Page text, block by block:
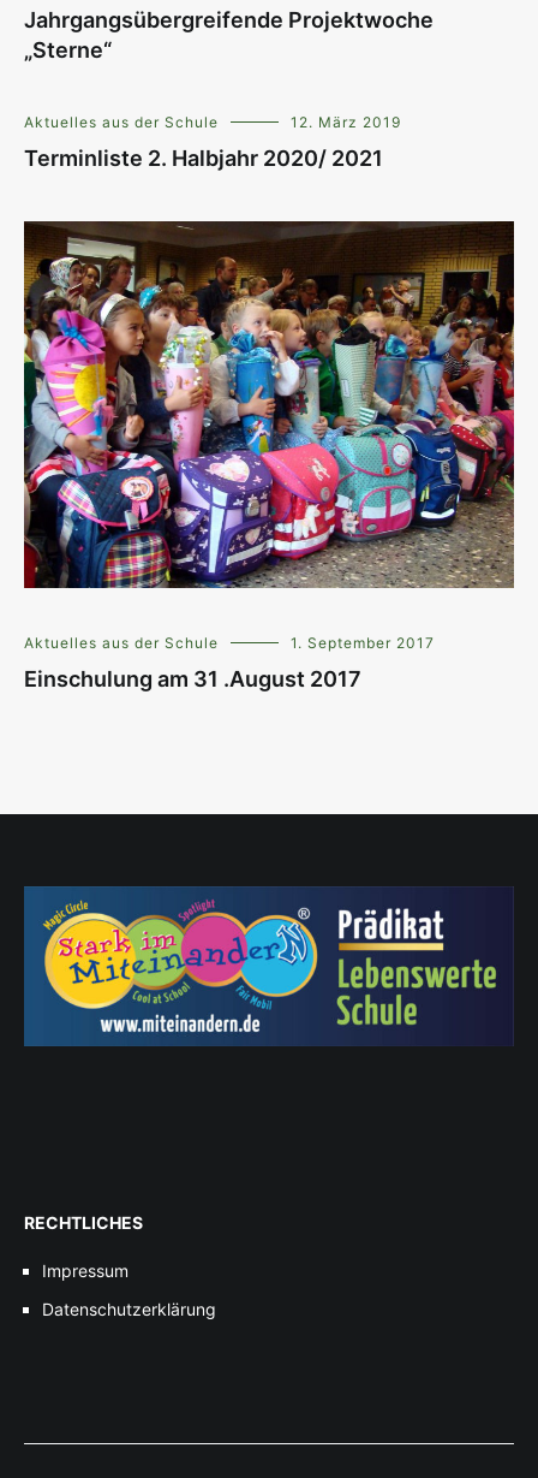
Jahrgangsübergreifende Projektwoche
„Sterne“
Aktuelles aus der Schule 12. März 2019
Terminliste 2. Halbjahr 2020/ 2021
Aktuelles aus der Schule 1. September 2017
Einschulung am 31 .August 2017
RECHTLICHES
Impressum
Datenschutzerklärung